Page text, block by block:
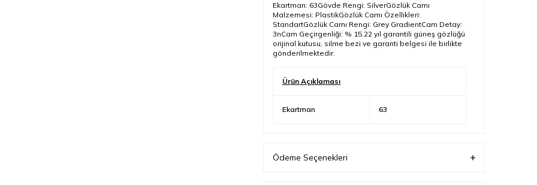
Ekartman: 63Gövde Rengi: SilverGözlük Camı
Malzemesi: PlastikGözlük Camı Özellikleri:
StandartGözlük Camı Rengi: Grey GradientCam Detay:
3nCam Geçirgenliği: % 15.22 yıl garantili güneş gözlüğü
orijinal kutusu, silme bezi ve garanti belgesi ile birlikte
gönderilmektedir.
Ürün Açıklaması
Ekartman 63
Ödeme Seçenekleri